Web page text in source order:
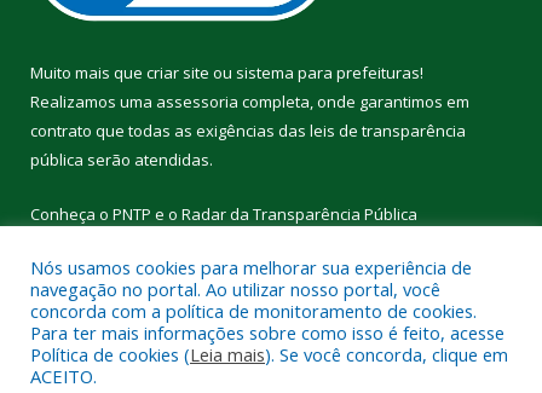
Muito mais que criar site ou sistema para prefeituras!
Realizamos uma assessoria completa, onde garantimos em
contrato que todas as exigências das leis de transparência
pública serão atendidas.
Conheça o PNTP e o Radar da Transparência Pública
Todos os direitos reservados a Câmara Municipal de Cumaru do
Norte.
Nós usamos cookies para melhorar sua experiência de
navegação no portal. Ao utilizar nosso portal, você
concorda com a política de monitoramento de cookies.
Para ter mais informações sobre como isso é feito, acesse
Política de cookies (Leia mais). Se você concorda, clique em
ACEITO.